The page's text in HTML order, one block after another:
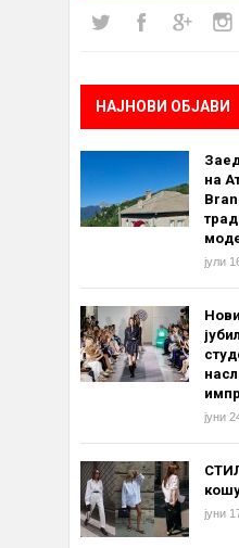
НАЈНОВИ ОБЈАВИ
на
јули
јуни
јуни